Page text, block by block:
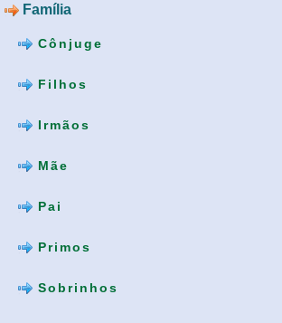
Família
Cônjuge
Filhos
Irmãos
Mãe
Pai
Primos
Sobrinhos